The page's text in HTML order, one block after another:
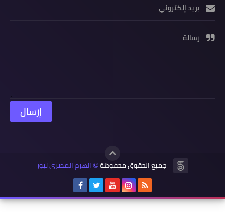
بريد إلكتروني
رسالة
جميع الحقوق محفوظة© الهرم المصرى نيوز